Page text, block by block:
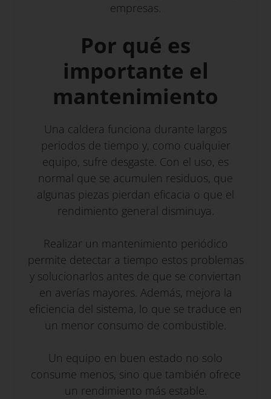
empresas.
Por qué es
importante el
mantenimiento
Una caldera funciona durante largos
periodos de tiempo y, como cualquier
equipo, sufre desgaste. Con el uso, es
normal que se acumulen residuos, que
algunas piezas pierdan eficacia o que el
rendimiento general disminuya.
Realizar un mantenimiento periódico
permite detectar a tiempo estos problemas
y solucionarlos antes de que se conviertan
en averías mayores. Además, mejora la
eficiencia del sistema, lo que se traduce en
un menor consumo de combustible.
Un equipo en buen estado no solo
consume menos, sino que también ofrece
un rendimiento más estable.